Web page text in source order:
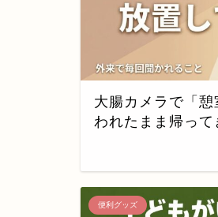
大腸カメラで「
われたまま帰って
便利グッズ